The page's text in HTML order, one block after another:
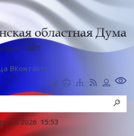
ВКонтакте
2026 15:53